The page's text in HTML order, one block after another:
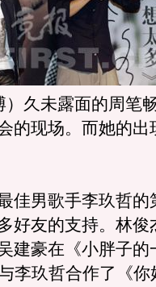
久未露面的周笔
的现场。而她的出
男歌手李玖哲的
好友的支持。林俊
建豪在《小胖子
李玖哲合作了《